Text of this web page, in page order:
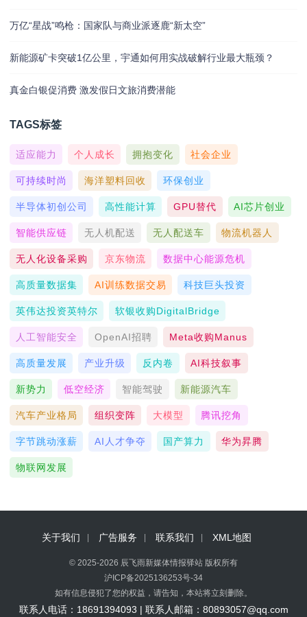
万亿“星战”鸣枪：国家队与商业派逐鹿“新太空”
新能源矿卡突破1亿公里，宇通如何用实战破解行业最大瓶颈？
真金白银促消费 激发假日文旅消费潜能
TAGS标签
适应能力 个人成长 拥抱变化 社会企业
可持续时尚 海洋塑料回收 环保创业
半导体初创公司 高性能计算 GPU替代 AI芯片创业
智能供应链 无人机配送 无人配送车 物流机器人
无人化设备采购 京东物流 数据中心能源危机
高质量数据集 AI训练数据交易 科技巨头投资
英伟达投资英特尔 软银收购DigitalBridge
人工智能安全 OpenAI招聘 Meta收购Manus
高质量发展 产业升级 反内卷 AI科技叙事
新势力 低空经济 智能驾驶 新能源汽车
汽车产业格局 组织变阵 大模型 腾讯挖角
字节跳动涨薪 AI人才争夺 国产算力 华为昇腾
物联网发展
关于我们 广告服务 联系我们 XML地图
© 2025-2026 辰飞雨新媒体情报驿站 版权所有
沪ICP备2025136253号-34
如有信息侵犯了您的权益，请告知，本站将立刻删除。
联系人电话：18691394093 | 联系人邮箱：80893057@qq.com